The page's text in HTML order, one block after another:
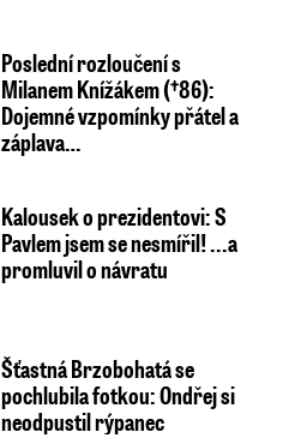
Poslední rozloučení s
Milanem Knížákem (†86):
Dojemné vzpomínky přátel a
záplava…
Kalousek o prezidentovi: S
Pavlem jsem se nesmířil! ...a
promluvil o návratu
Šťastná Brzobohatá se
pochlubila fotkou: Ondřej si
neodpustil rýpanec